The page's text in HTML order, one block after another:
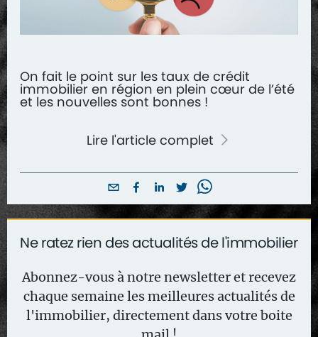
On fait le point sur les taux de crédit
immobilier en région en plein cœur de l’été
et les nouvelles sont bonnes !
Lire l'article complet
Ne ratez rien des actualités de l'immobilier
Abonnez-vous à notre newsletter et recevez
chaque semaine les meilleures actualités de
l'immobilier, directement dans votre boite